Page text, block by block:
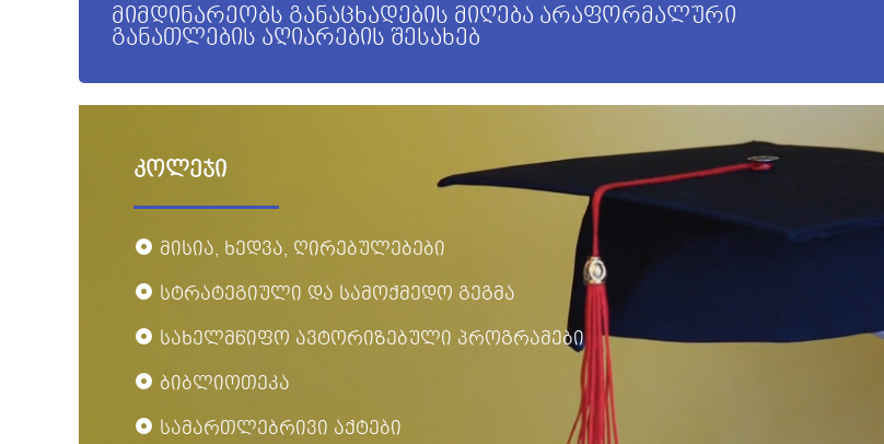
მიმდინარეობს განაცხადების მიღება არაფორმალური
განათლების აღიარების შესახებ
კოლეჯი
მისია, ხედვა, ღირებულებები
სტრატეგიული და სამოქმედო გეგმა
სახელმწიფო ავტორიზებული პროგრამები
ბიბლიოთეკა
სამართლებრივი აქტები